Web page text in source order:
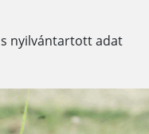
nyilvántartott adat